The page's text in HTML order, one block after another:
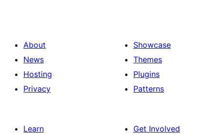
About
News
Hosting
Privacy
Showcase
Themes
Plugins
Patterns
Learn
Get Involved